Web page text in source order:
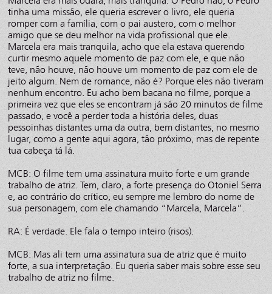
tinha uma missão, ele queria escrever o livro, ele queria
romper com a família, com o pai austero, com o melhor
amigo que se deu melhor na vida profissional que ele.
Marcela era mais tranquila, acho que ela estava querendo
curtir mesmo aquele momento de paz com ele, e que não
teve, não houve, não houve um momento de paz com ele de
jeito algum. Nem de romance, não é? Porque eles não tiveram
nenhum encontro. Eu acho bem bacana no filme, porque a
primeira vez que eles se encontram já são 20 minutos de filme
passado, e você a perder toda a história deles, duas
pessoinhas distantes uma da outra, bem distantes, no mesmo
lugar, como a gente aqui agora, tão próximo, mas de repente
tua cabeça tá lá.
MCB: O filme tem uma assinatura muito forte e um grande
trabalho de atriz. Tem, claro, a forte presença do Otoniel Serra
e, ao contrário do crítico, eu sempre me lembro do nome de
sua personagem, com ele chamando “Marcela, Marcela”.
RA: É verdade. Ele fala o tempo inteiro (risos).
MCB: Mas ali tem uma assinatura sua de atriz que é muito
forte, a sua interpretação. Eu queria saber mais sobre esse seu
trabalho de atriz no filme.